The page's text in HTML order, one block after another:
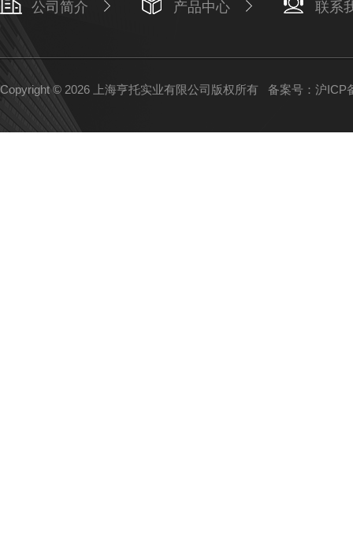
公司简介 产品中心 联系
Copyright © 2026 上海亨托实业有限公司版权所有 备案号：沪ICP